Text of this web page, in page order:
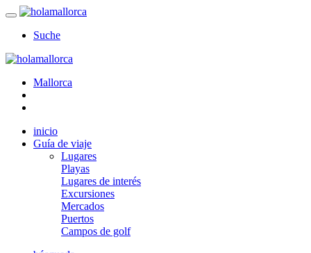
Suche
Mallorca
inicio
Guía de viaje
Lugares
Playas
Lugares de interés
Excursiones
Mercados
Puertos
Campos de golf